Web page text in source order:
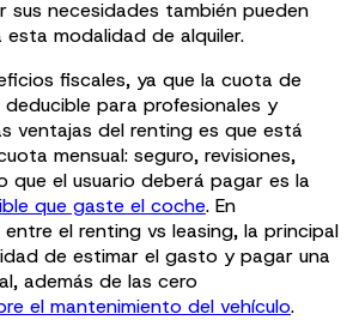
sus necesidades también pueden
modalidad de alquiler.
fiscales, ya que la cuota de
para profesionales y
ventajas del renting es que está
mensual: seguro, revisiones,
que el usuario deberá pagar es la
que gaste el coche. En
el renting vs leasing, la principal
de estimar el gasto y pagar una
además de las cero
el mantenimiento del vehículo.